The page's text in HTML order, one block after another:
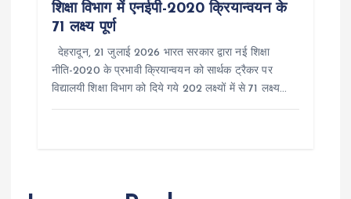
शिक्षा विभाग में एनईपी-2020 क्रियान्वयन के
71 लक्ष्य पूर्ण
देहरादून, 21 जुलाई 2026 भारत सरकार द्वारा नई शिक्षा
नीति-2020 के प्रभावी क्रियान्वयन को सार्थक ट्रैकर पर
विद्यालयी शिक्षा विभाग को दिये गये 202 लक्ष्यों में से 71 लक्ष्य…